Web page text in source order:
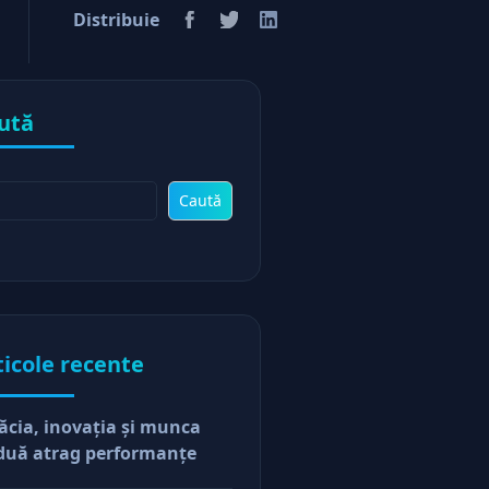
Distribuie
Caută
recente
inovaţia şi munca
atrag performanţe